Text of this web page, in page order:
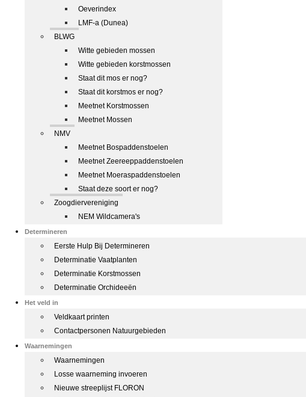
Oeverindex
LMF-a (Dunea)
BLWG
Witte gebieden mossen
Witte gebieden korstmossen
Staat dit mos er nog?
Staat dit korstmos er nog?
Meetnet Korstmossen
Meetnet Mossen
NMV
Meetnet Bospaddenstoelen
Meetnet Zeereeppaddenstoelen
Meetnet Moeraspaddenstoelen
Staat deze soort er nog?
Zoogdiervereniging
NEM Wildcamera's
Determineren
Eerste Hulp Bij Determineren
Determinatie Vaatplanten
Determinatie Korstmossen
Determinatie Orchideeën
Het veld in
Veldkaart printen
Contactpersonen Natuurgebieden
Waarnemingen
Waarnemingen
Losse waarneming invoeren
Nieuwe streeplijst FLORON